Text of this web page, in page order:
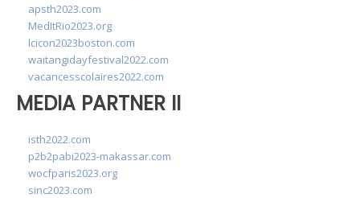
apsth2023.com
MedItRio2023.org
lcicon2023boston.com
waitangidayfestival2022.com
vacancesscolaires2022.com
MEDIA PARTNER II
isth2022.com
p2b2pabi2023-makassar.com
wocfparis2023.org
sinc2023.com